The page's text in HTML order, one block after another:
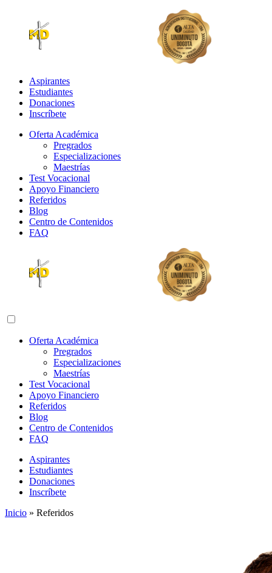
Aspirantes
Estudiantes
Donaciones
Inscríbete
Oferta Académica
Pregrados
Especializaciones
Maestrías
Test Vocacional
Apoyo Financiero
Referidos
Blog
Centro de Contenidos
FAQ
Abrir menú de navegación
Oferta Académica
Pregrados
Especializaciones
Maestrías
Test Vocacional
Apoyo Financiero
Referidos
Blog
Centro de Contenidos
FAQ
Aspirantes
Estudiantes
Donaciones
Inscríbete
Inicio » Referidos